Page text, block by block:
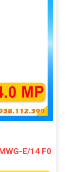
E/14 F0